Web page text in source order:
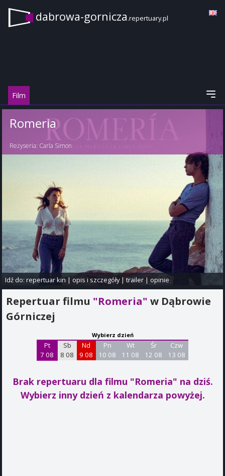
dabrowa-gornicza.repertuary.pl
Film
Romeria
Reżyseria: Carla Simon
Idź do:repertuar kin | opis i szczegóły|trailer |opinie
Repertuar filmu "Romeria" w Dąbrowie
Górniczej
Wybierz dzień
Pt
7 08
Sb
8 08
Nd
9 08
Pn
10 08
Wt
11 08
Śr
12 08
Czw
13 08
Brak repertuaru dla filmu "Romeria" na dziś.
Wybierz inny dzień z kalendarza powyżej.